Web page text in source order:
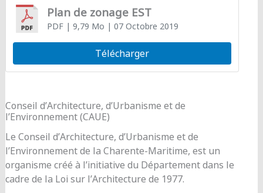
Plan de zonage EST
PDF| 9,79 Mo | 07 Octobre 2019
Télécharger
Conseil d’Architecture, d’Urbanisme et de
l’Environnement (CAUE)
Le Conseil d’Architecture, d’Urbanisme et de
l’Environnement de la Charente-Maritime, est un
organisme créé à l’initiative du Département dans le
cadre de la Loi sur l’Architecture de 1977.